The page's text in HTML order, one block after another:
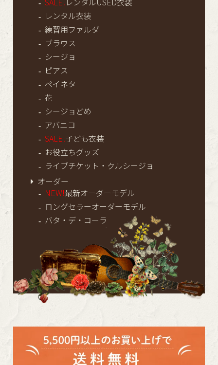
SALE!
レンタルUSED衣装
レンタル衣装
練習用ファルダ
ブラウス
シージョ
ピアス
ペイネタ
花
シージョどめ
アバニコ
SALE!子ども衣装
お役立ちグッズ
ライブチケット・クルシージョ
オーダー
NEW!最新オーダーモデル
ロングセラーオーダーモデル
バタ・デ・コーラ